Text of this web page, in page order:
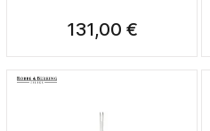
131,00 €